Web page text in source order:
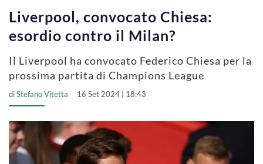
Liverpool, convocato Chiesa:
esordio contro il Milan?
Il Liverpool ha convocato Federico Chiesa per la
prossima partita di Champions League
diStefano Vitetta 16 Set 2024 | 18:43